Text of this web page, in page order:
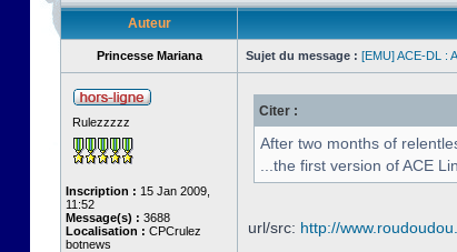
Auteur
Princesse Mariana Sujet du message : [EMU] ACE-DL :
Rulezzzzz
Inscription : 15 Jan 2009,
11:52
Message(s) : 3688
Localisation : CPCrulez
botnews
Citer :
After two months of
...the first version of ACE
url/src: http://